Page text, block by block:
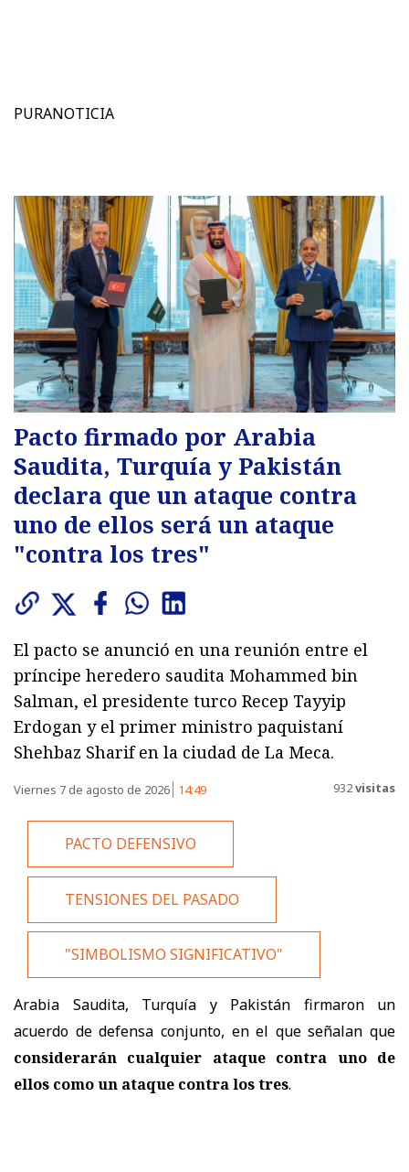
PURANOTICIA
Pacto firmado por Arabia
Saudita, Turquía y Pakistán
declara que un ataque contra
uno de ellos será un ataque
"contra los tres"
El pacto se anunció en una reunión entre el
príncipe heredero saudita Mohammed bin
Salman, el presidente turco Recep Tayyip
Erdogan y el primer ministro paquistaní
Shehbaz Sharif en la ciudad de La Meca.
Viernes 7 de agosto de 2026 14:49 932visitas
PACTO DEFENSIVO
TENSIONES DEL PASADO
"SIMBOLISMO SIGNIFICATIVO"
Arabia Saudita, Turquía y Pakistán firmaron un
acuerdo de defensa conjunto, en el que señalan que
considerarán cualquier ataque contra uno de
ellos como un ataque contra los tres.